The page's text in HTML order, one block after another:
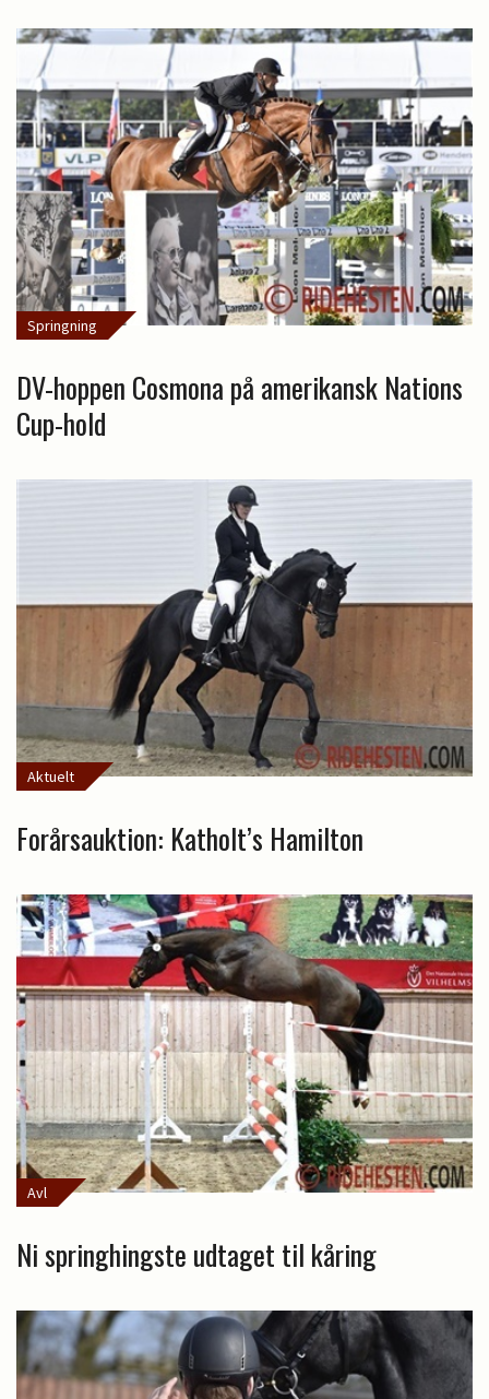
Springning
DV-hoppen Cosmona på amerikansk Nations
Cup-hold
Aktuelt
Forårsauktion: Katholt’s Hamilton
Avl
Ni springhingste udtaget til kåring